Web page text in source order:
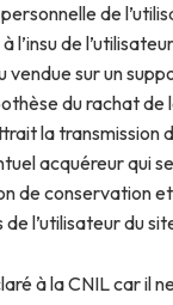
de
l’insu de
sur un
du rachat
la transmission
acquéreur qui
de conservation
de l’utilisateur du
à la CNIL car il